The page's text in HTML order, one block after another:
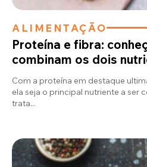
ALIMENTAÇÃO
Proteína e fibra:
combinam os dois
Com a proteína em destaque
ela seja o principal nutriente a ser
trata...